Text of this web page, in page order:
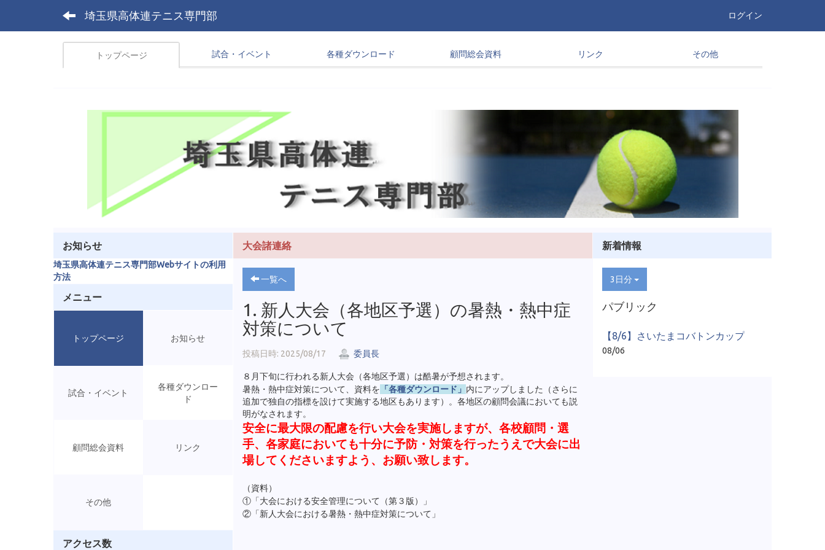
埼玉県高体連テニス専門部 ログイン
トップページ 試合・イベント 各種ダウンロード 顧問総会資料 リンク その他
大会諸連絡
一覧へ
1. 新人大会（各地区予選）の暑熱・熱中症
対策について
投稿日時: 2025/08/17 委員長
８月下旬に行われる新人大会（各地区予選）は酷暑が予想されます。
暑熱・熱中症対策について、資料を 「各種ダウンロード」 内にアップしました（さらに
追加で独自の指標を設けて実施する地区もあります）。各地区の顧問会議においても説
明がなされます。
安全に最大限の配慮を行い大会を実施しますが、各校顧問・選
手、各家庭においても十分に予防・対策を行ったうえで大会に出
場してくださいますよう、お願い致します。
（資料）
①「大会における安全管理について（第３版）」
②「新人大会における暑熱・熱中症対策について」
お知らせ
埼玉県高体連テニス専門部Webサイトの利用
方法
メニュー
トップページ お知らせ
試合・イベント
各種ダウンロー
ド
顧問総会資料 リンク
その他
アクセス数
新着情報
3日分
パブリック
【8/6】さいたまコバトンカップ
08/06